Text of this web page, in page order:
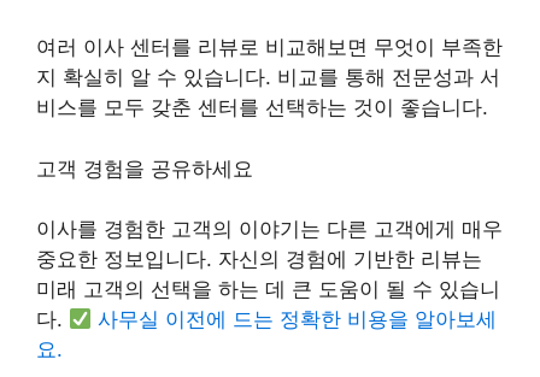
여러 이사 센터를 리뷰로 비교해보면 무엇이 부족한
지 확실히 알 수 있습니다. 비교를 통해 전문성과 서
비스를 모두 갖춘 센터를 선택하는 것이 좋습니다.
고객 경험을 공유하세요
이사를 경험한 고객의 이야기는 다른 고객에게 매우
중요한 정보입니다. 자신의 경험에 기반한 리뷰는
미래 고객의 선택을 하는 데 큰 도움이 될 수 있습니
다.
사무실 이전에 드는 정확한 비용을 알아보세
요.